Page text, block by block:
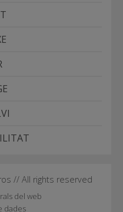
// All rights reserved
del web
dades